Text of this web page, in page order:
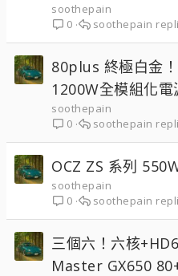
soothepain
0
soothepain
80plus 終極白金
1200W全模組化電
soothepain
0
soothepain
OCZ ZS 系列
soothepain
0
soothepain
三個六！六核
Master GX650